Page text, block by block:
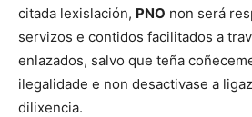
citada lexislación, PNO non será
servizos e contidos facilitados a
enlazados, salvo que teña
ilegalidade e non desactivase a
dilixencia.